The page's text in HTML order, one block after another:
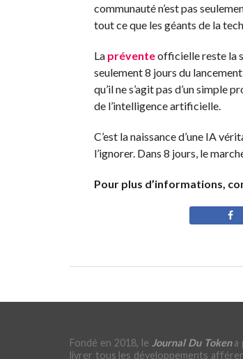
communauté n’est pas
tout ce que les géants de la
La préventeofficielle reste la
seulement 8 jours du
qu’il ne s’agit pas d’un
de l’intelligence artificielle.
C’est la naissance d’une IA
l’ignorer. Dans 8 jours, le
Pour plus d’informations,
Fondé en 2018, le Journal Du Tokena
livrer tous les développements